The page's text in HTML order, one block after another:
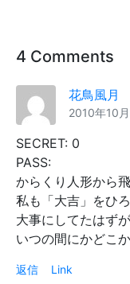
4 Comments
花鳥風月
2010年10
SECRET: 0
PASS:
からくり人形から
私も「大吉」をひ
大事にしてたはずが
いつの間にかどこ
返信 Link